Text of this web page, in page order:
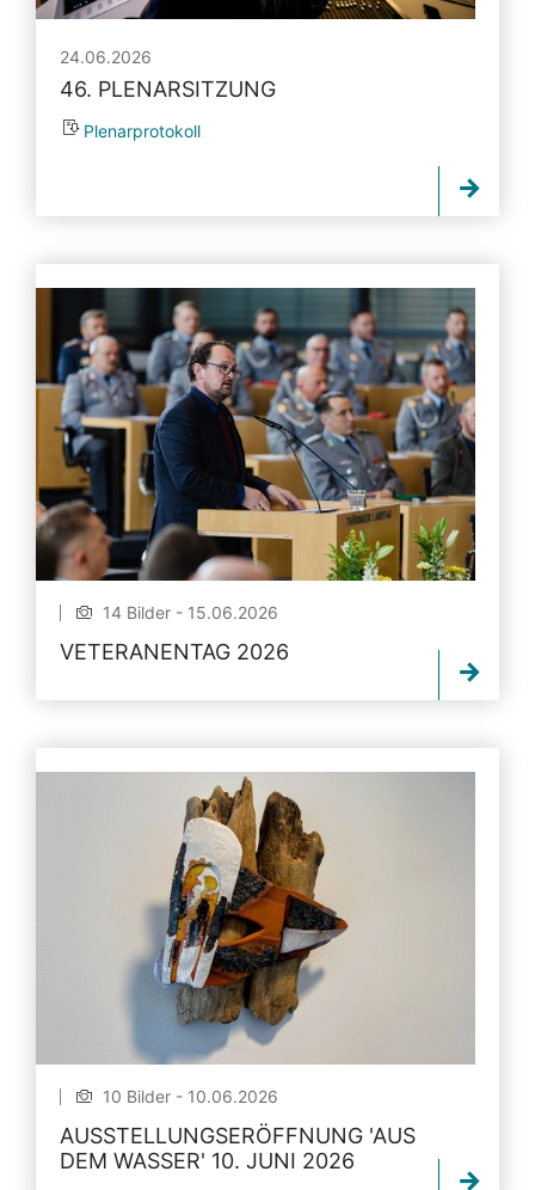
24.06.2026
46. PLENARSITZUNG
Plenarprotokoll
14 Bilder - 15.06.2026
VETERANENTAG 2026
10 Bilder - 10.06.2026
AUSSTELLUNGSERÖFFNUNG 'AUS
DEM WASSER' 10. JUNI 2026